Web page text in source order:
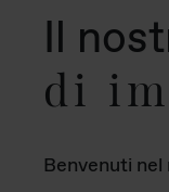
Il
di
Benvenuti